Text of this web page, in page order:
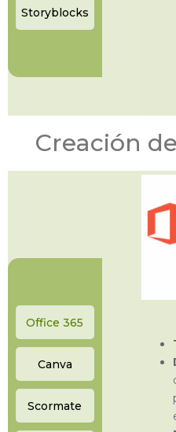
Storyblocks
Creación
Office 365
Canva
Scormate